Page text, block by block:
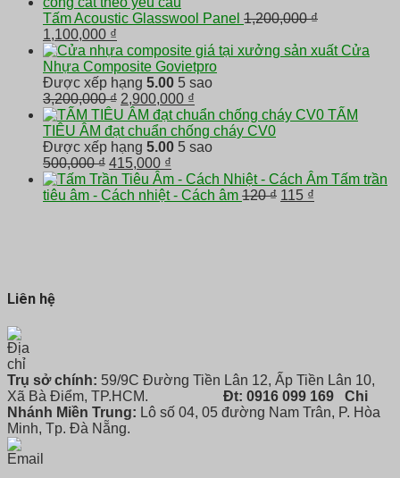
500,000 ₫.
Tấm Acoustic Glasswool Panel 1,200,000₫
Giá
gốc
là:
1,200,000 ₫.
1,100,000 ₫
hiện
tại
là:
1,100,000 ₫.
Cửa
Nhựa Composite Govietpro
Được xếp hạng 5.00 5 sao
3,200,000₫ Giá
gốc
là:
3,200,000 ₫.
2,900,000 ₫
hiện
tại
là:
TẤM
TIÊU ÂM đạt chuẩn chống cháy CV0
Được xếp hạng 5.00 5 sao
500,000₫ Giá
gốc
là:
415,000 ₫
hiện
tại
Tấm trần
tiêu âm - Cách nhiệt - Cách âm 120₫ Giá
115 ₫
Liên hệ
Trụ sở chính: 59/9C Đường Tiền Lân 12, Ấp Tiền Lân 10,
Xã Bà Điểm, TP.HCM.
Đt: 0916 099 169
Chi
Nhánh Miền Trung: Lô số 04, 05 đường Nam Trân, P. Hòa
Minh, Tp. Đà Nẵng.